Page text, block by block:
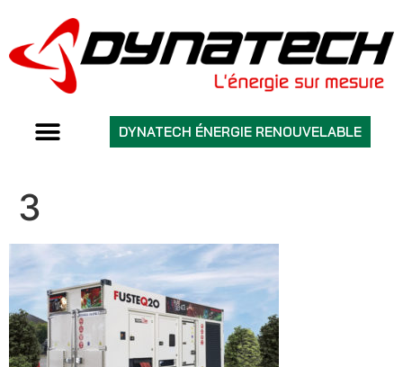
DYNATECH ÉNERGIE RENOUVELABLE
3